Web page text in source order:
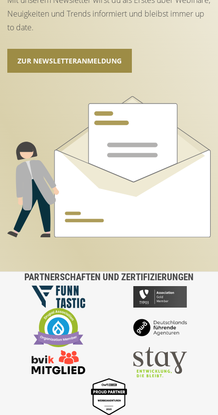
Neuigkeiten und Trends informiert und bleibst immer up
to date.
ZUR NEWSLETTERANMELDUNG
PARTNERSCHAFTEN UND ZERTIFIZIERUNGEN